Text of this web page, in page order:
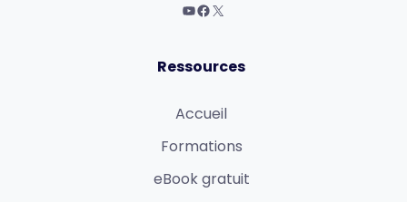
Ressources
Accueil
Formations
eBook gratuit